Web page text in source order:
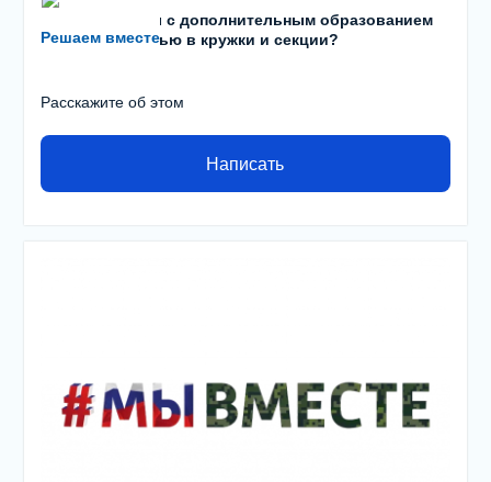
Решаем вместе
Есть проблемы с дополнительным образованием
детей? С записью в кружки и секции?
Расскажите об этом
Написать